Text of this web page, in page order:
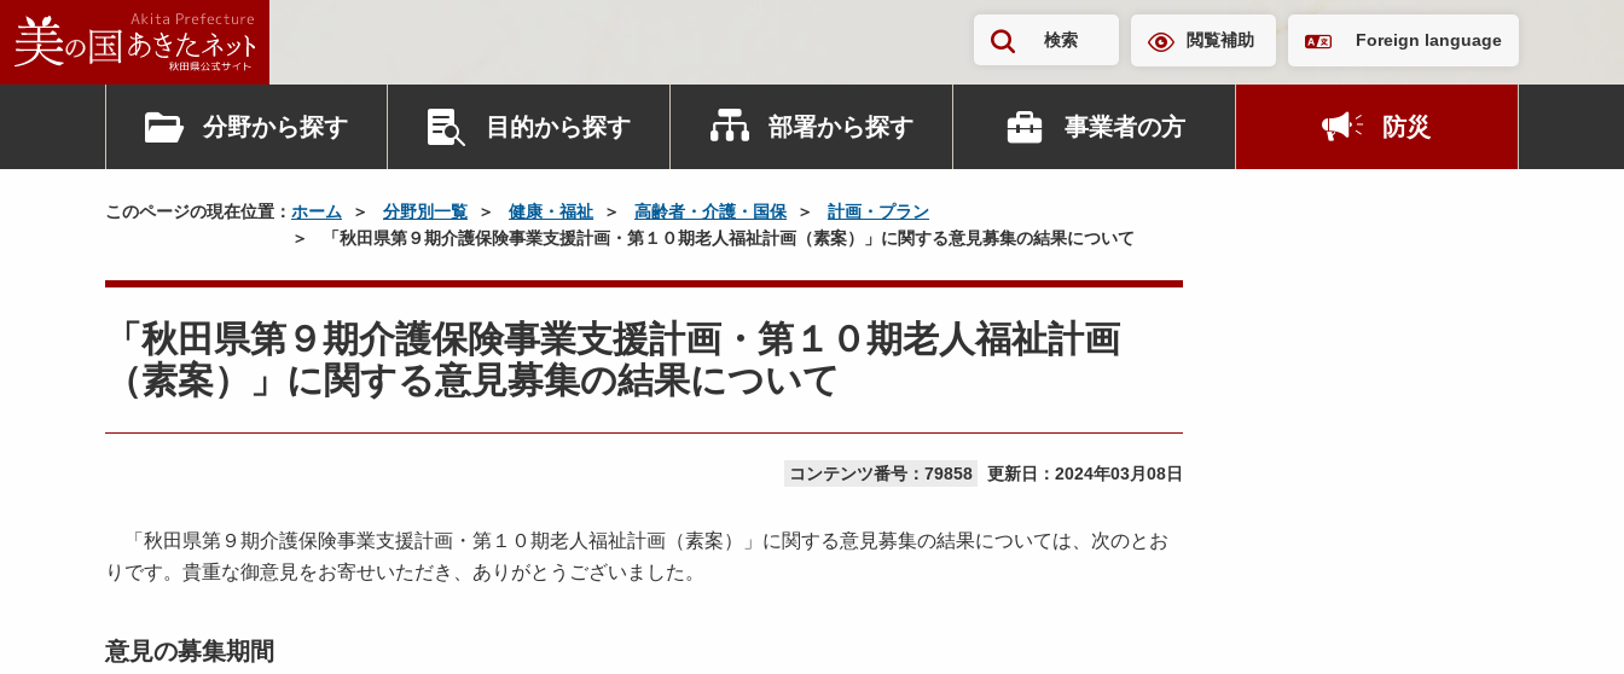
検索 閲覧補助 Foreign language
分野から探す 目的から探す 部署から探す 事業者の方 防災
このページの現在位置： ホーム 分野別一覧 健康・福祉 高齢者・介護・国保
計画・プラン
「秋田県第９期介護保険事業支援計画・第１０期老人福祉計画（素案）」に関する意見募集の結果について
「秋田県第９期介護保険事業支援計画・第１０期老人福祉計画
（素案）」に関する意見募集の結果について
コンテンツ番号：79858 更新日： 2024年03月08日
「秋田県第９期介護保険事業支援計画・第１０期老人福祉計画（素案）」に関する意見募集の結果については、次のとお
りです。貴重な御意見をお寄せいただき、ありがとうございました。
意見の募集期間